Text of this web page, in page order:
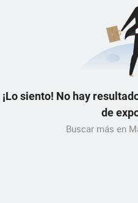
¡Lo siento! No hay
de
Buscar más en